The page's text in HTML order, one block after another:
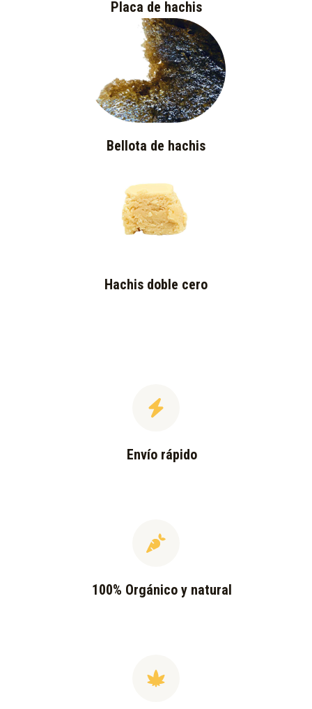
Placa de hachis
Bellota de hachis
Hachis doble cero
Envío rápido
100% Orgánico y natural